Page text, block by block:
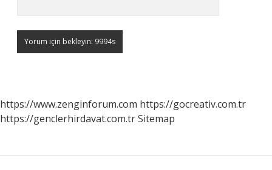
https://www.zenginforum.com https://gocreativ.com.tr
https://genclerhirdavat.com.trSitemap